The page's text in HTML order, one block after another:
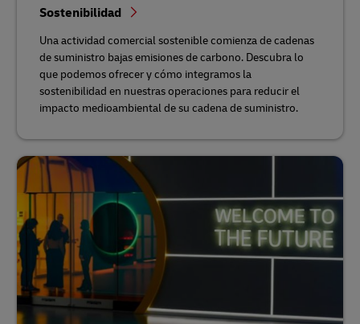
Sostenibilidad
Una actividad comercial sostenible comienza de cadenas
de suministro bajas emisiones de carbono. Descubra lo
que podemos ofrecer y cómo integramos la
sostenibilidad en nuestras operaciones para reducir el
impacto medioambiental de su cadena de suministro.